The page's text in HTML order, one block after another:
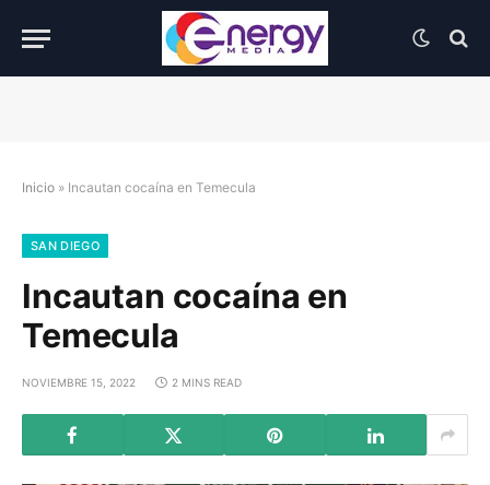
Inicio » Incautan cocaína en Temecula
SAN DIEGO
Incautan cocaína en
Temecula
NOVIEMBRE 15, 2022 2 MINS READ